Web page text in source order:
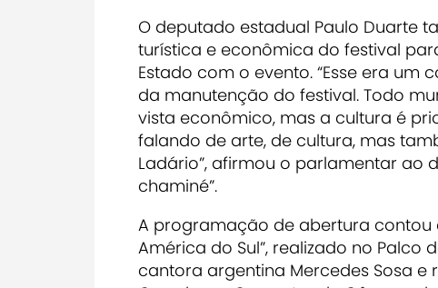
O deputado estadual Paulo Duarte
turística e econômica do festival
Estado com o evento. “Esse era
da manutenção do festival. Todo
vista econômico, mas a cultura é
falando de arte, de cultura, mas
Ladário”, afirmou o parlamentar ao
chaminé”.
A programação de abertura contou
América do Sul”, realizado no
cantora argentina Mercedes Sosa e